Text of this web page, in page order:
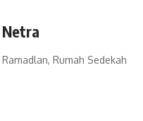
Rumah Sedekah